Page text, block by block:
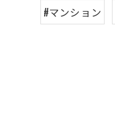
#マンション